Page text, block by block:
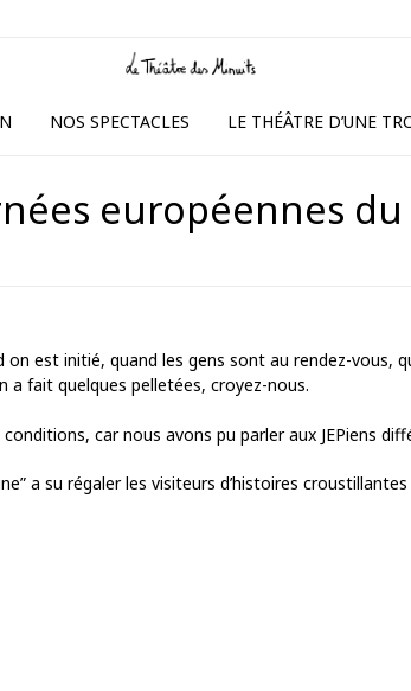
NOS SPECTACLES LE THÉÂTRE D’UNE
européennes
on est initié, quand les gens sont au rendez-
a fait quelques pelletées, croyez-nous.
car nous avons pu parler aux JEPiens
a su régaler les visiteurs d’histoires